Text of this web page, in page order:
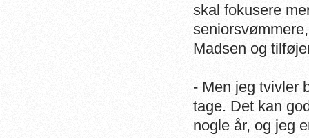
skal fokusere
Madsen og
- Men jeg tvivler
tage. Det kan
nogle år, og jeg